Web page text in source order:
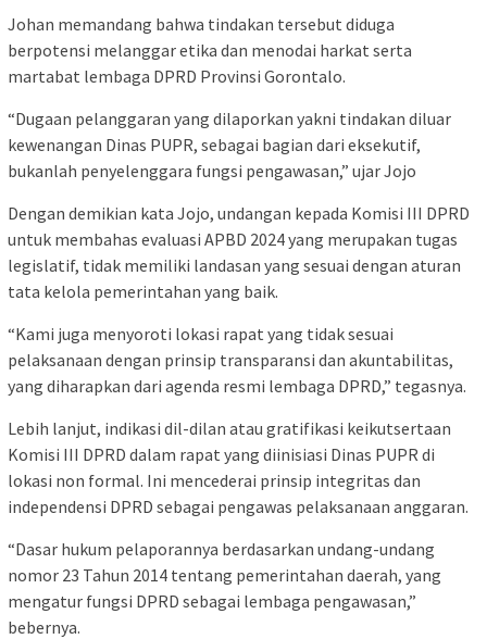
Johan memandang bahwa tindakan tersebut diduga
berpotensi melanggar etika dan menodai harkat serta
martabat lembaga DPRD Provinsi Gorontalo.
“Dugaan pelanggaran yang dilaporkan yakni tindakan diluar
kewenangan Dinas PUPR, sebagai bagian dari eksekutif,
bukanlah penyelenggara fungsi pengawasan,” ujar Jojo
Dengan demikian kata Jojo, undangan kepada Komisi III DPRD
untuk membahas evaluasi APBD 2024 yang merupakan tugas
legislatif, tidak memiliki landasan yang sesuai dengan aturan
tata kelola pemerintahan yang baik.
“Kami juga menyoroti lokasi rapat yang tidak sesuai
pelaksanaan dengan prinsip transparansi dan akuntabilitas,
yang diharapkan dari agenda resmi lembaga DPRD,” tegasnya.
Lebih lanjut, indikasi dil-dilan atau gratifikasi keikutsertaan
Komisi III DPRD dalam rapat yang diinisiasi Dinas PUPR di
lokasi non formal. Ini mencederai prinsip integritas dan
independensi DPRD sebagai pengawas pelaksanaan anggaran.
“Dasar hukum pelaporannya berdasarkan undang-undang
nomor 23 Tahun 2014 tentang pemerintahan daerah, yang
mengatur fungsi DPRD sebagai lembaga pengawasan,”
bebernya.